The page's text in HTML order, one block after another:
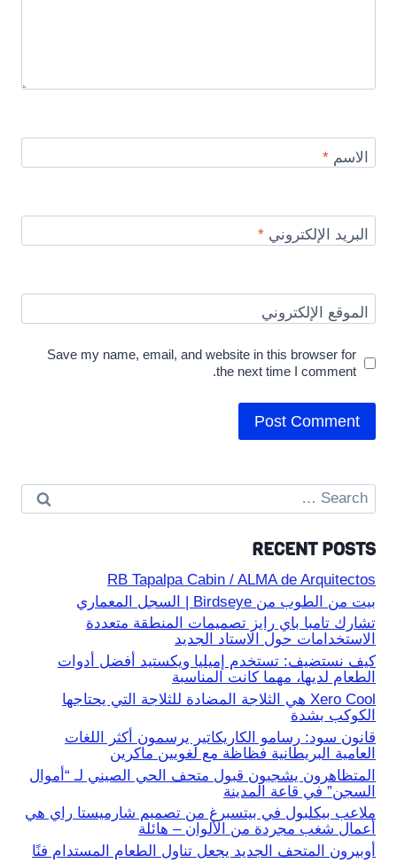
الاسم*
البريد الإلكتروني*
الموقع الإلكتروني
Save my name, email, and website in this browser for
the next time I comment.
Search
for:
RECENT POSTS
RB Tapalpa Cabin / ALMA de Arquitectos
بيت من الطوب من Birdseye | السجل المعماري
تشارك تامبا باي رايز تصميمات المنطقة متعددة
الاستخدامات حول الاستاد الجديد
كيف نستضيف: تستخدم إميليا ويكستيد أفضل أدوات
الطعام لديها، مهما كانت المناسبة
Xero Cool هي الثلاجة المضادة للثلاجة التي يحتاجها
الكوكب بشدة
قانون سود: رسامو الكاريكاتير يرسمون أكثر اللغات
العامية البريطانية فظاظة مع لغويين ماكرين
المتظاهرون يشجبون قبول متحف الحي الصيني لـ “أموال
السجن” في قاعة المدينة
ملاعب بيكلبول في بيتسبرغ من تصميم شارميستا راي هي
أعمال شغب مجردة من الألوان – هائلة
أوبيرون المتحف الجديد يجعل تناول الطعام المستدام فنًا